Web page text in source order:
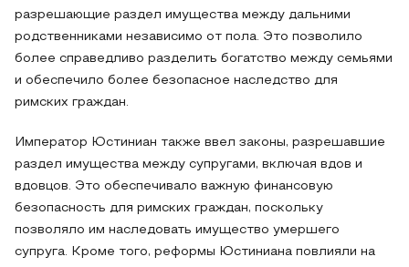
разрешающие раздел имущества между дальними
родственниками независимо от пола. Это позволило
более справедливо разделить богатство между семьями
и обеспечило более безопасное наследство для
римских граждан.
Император Юстиниан также ввел законы, разрешавшие
раздел имущества между супругами, включая вдов и
вдовцов. Это обеспечивало важную финансовую
безопасность для римских граждан, поскольку
позволяло им наследовать имущество умершего
супруга. Кроме того, реформы Юстиниана повлияли на